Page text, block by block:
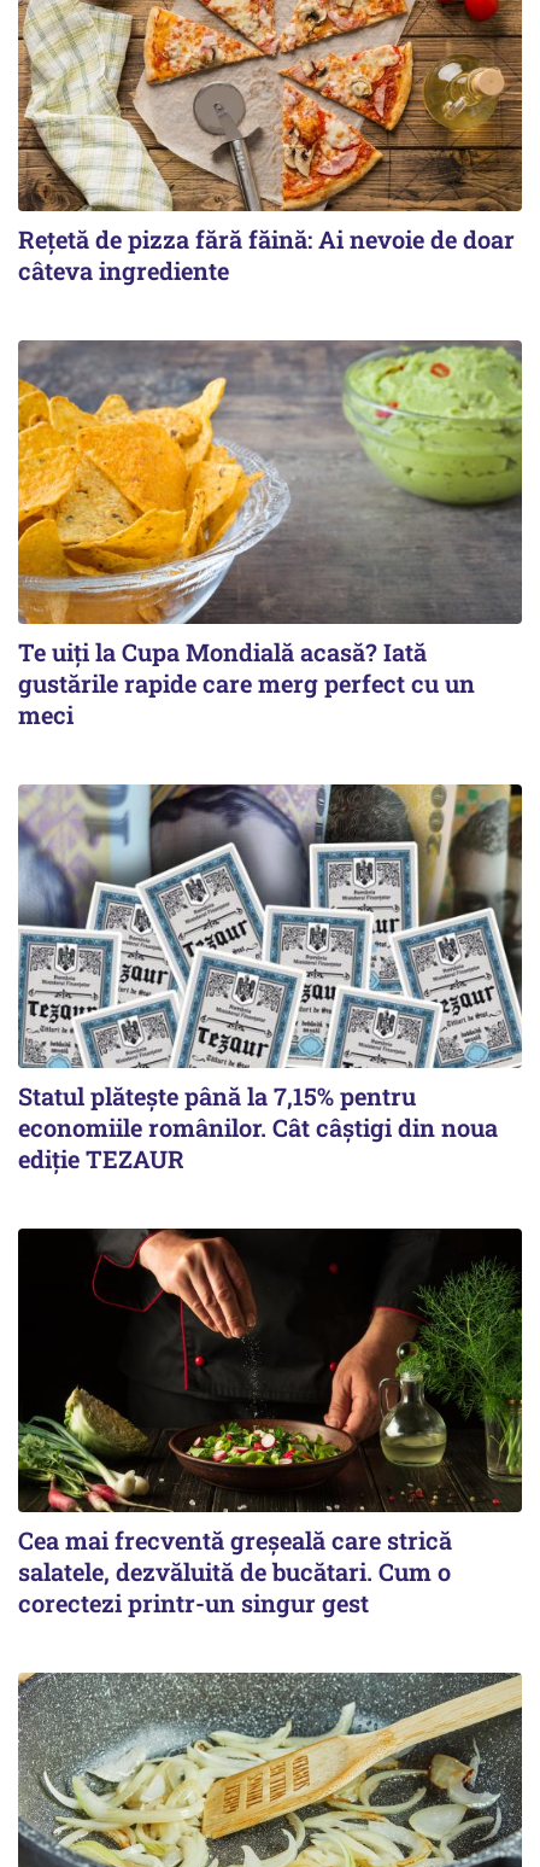
Rețetă de pizza fără făină: Ai nevoie de doar
câteva ingrediente
Te uiți la Cupa Mondială acasă? Iată
gustările rapide care merg perfect cu un
meci
Statul plătește până la 7,15% pentru
economiile românilor. Cât câștigi din noua
ediție TEZAUR
Cea mai frecventă greșeală care strică
salatele, dezvăluită de bucătari. Cum o
corectezi printr-un singur gest